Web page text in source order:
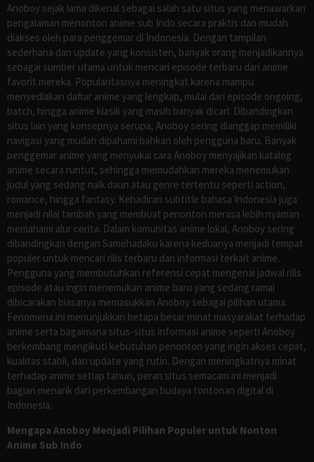
Anoboy sejak lama dikenal sebagai salah satu situs yang menawarkan
pengalaman menonton anime sub Indo secara praktis dan mudah
diakses oleh para penggemar di Indonesia. Dengan tampilan
sederhana dan update yang konsisten, banyak orang menjadikannya
sebagai sumber utama untuk mencari episode terbaru dari anime
favorit mereka. Popularitasnya meningkat karena mampu
menyediakan daftar anime yang lengkap, mulai dari episode ongoing,
batch, hingga anime klasik yang masih banyak dicari. Dibandingkan
situs lain yang konsepnya serupa, Anoboy sering dianggap memiliki
navigasi yang mudah dipahami bahkan oleh pengguna baru. Banyak
penggemar anime yang menyukai cara Anoboy menyajikan katalog
anime secara runtut, sehingga memudahkan mereka menemukan
judul yang sedang naik daun atau genre tertentu seperti action,
romance, hingga fantasy. Kehadiran subtitle bahasa Indonesia juga
menjadi nilai tambah yang membuat penonton merasa lebih nyaman
memahami alur cerita. Dalam komunitas anime lokal, Anoboy sering
dibandingkan dengan Samehadaku karena keduanya menjadi tempat
populer untuk mencari rilis terbaru dan informasi terkait anime.
Pengguna yang membutuhkan referensi cepat mengenai jadwal rilis
episode atau ingin menemukan anime baru yang sedang ramai
dibicarakan biasanya memasukkan Anoboy sebagai pilihan utama.
Fenomena ini menunjukkan betapa besar minat masyarakat terhadap
anime serta bagaimana situs-situs informasi anime seperti Anoboy
berkembang mengikuti kebutuhan penonton yang ingin akses cepat,
kualitas stabil, dan update yang rutin. Dengan meningkatnya minat
terhadap anime setiap tahun, peran situs semacam ini menjadi
bagian menarik dari perkembangan budaya tontonan digital di
Indonesia.
Mengapa Anoboy Menjadi Pilihan Populer untuk Nonton
Anime Sub Indo